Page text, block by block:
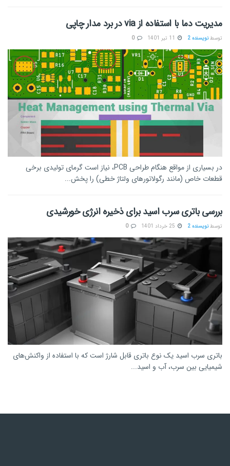
مدیریت دما با استفاده از via در برد مدار چاپی
توسط نویسنده 2 0
در بسیاری از مواقع هنگام طراحی PCB، نیاز است گرمای تولیدی برخی
قطعات خاص (مانند رگولاتورهای ولتاژ خطی) را پخش...
بررسی باتری سرب اسید برای ذخیره انرژی خورشیدی
توسط نویسنده 2 0
باتری سرب اسید یک نوع باتری قابل شارژ است که با استفاده از واکنش‌های
شیمیایی بین سرب، آب و اسید...